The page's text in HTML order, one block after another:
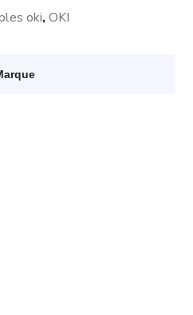
oki,OKI